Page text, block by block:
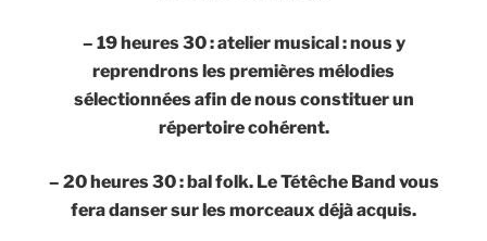
– 19 heures 30 : atelier musical : nous y
reprendrons les premières mélodies
sélectionnées afin de nous constituer un
répertoire cohérent.
– 20 heures 30 : bal folk. Le Tétêche Band vous
fera danser sur les morceaux déjà acquis.